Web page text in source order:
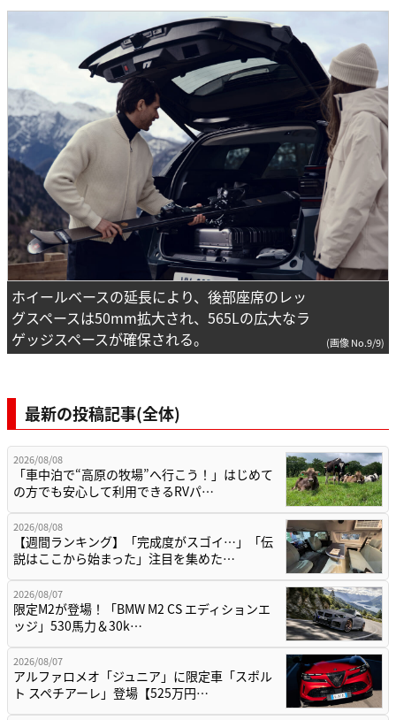
ホイールベースの延長により、後部座席のレッ
グスペースは50mm拡大され、565Lの広大なラ
ゲッジスペースが確保される。
(画像 No.9/9)
最新の投稿記事(全体)
2026/08/08
「車中泊で“高原の牧場”へ行こう！」はじめて
の方でも安心して利用できるRVパ…
2026/08/08
【週間ランキング】「完成度がスゴイ…」「伝
説はここから始まった」注目を集めた…
2026/08/07
限定M2が登場！「BMW M2 CS エディションエ
ッジ」530馬力＆30k…
2026/08/07
アルファロメオ「ジュニア」に限定車「スポル
ト スペチアーレ」登場【525万円…